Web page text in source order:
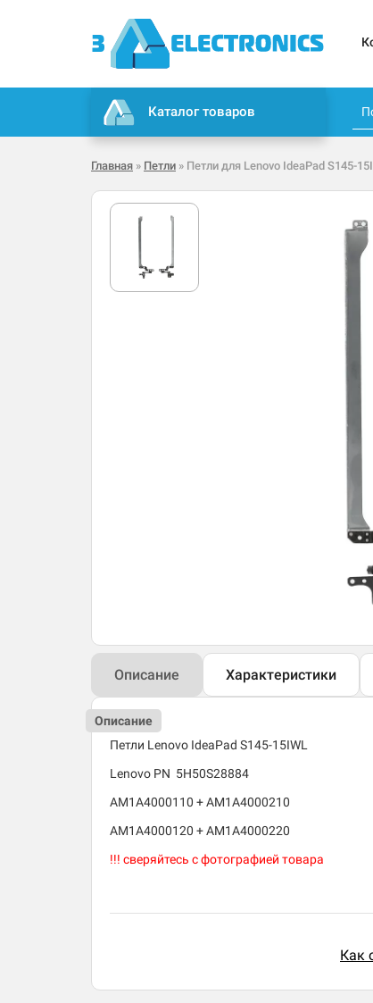
Каталог товаров
Главная » Петли » Петли для Lenovo IdeaPad S145-
Описание Характеристики
Описание
Петли Lenovo IdeaPad S145-15IWL
Lenovo PN 5H50S28884
AM1A4000110 + AM1A4000210
AM1A4000120 + AM1A4000220
!!! сверяйтесь с фотографией товара
Как